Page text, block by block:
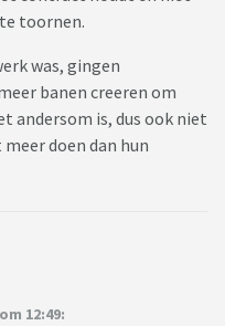
toornen.
was, gingen
banen creeren om
andersom is, dus ook niet
doen dan hun
12:49: